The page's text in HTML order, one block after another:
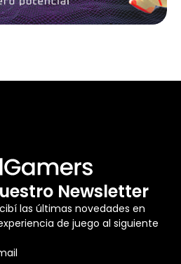
Newsletter
las últimas novedades en
de juego al siguiente